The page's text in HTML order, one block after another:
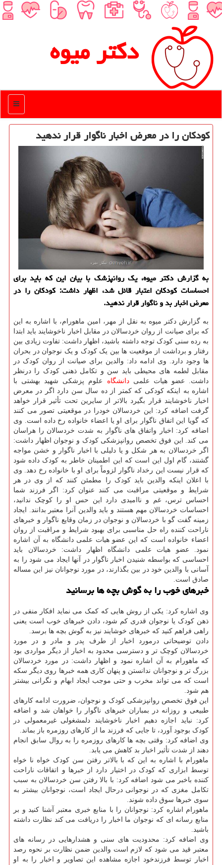
دكتر میوه
منو
کودکان را در معرض اخبار ناگوار قرار ندهید
به گزارش دکتر میوه، یک روانپزشک با بیان این که باید برای
احساسات کودکان اعتبار قائل شد، اظهار داشت: کودکان را در
معرض اخبار بد و ناگوار قرار ندهید.
به گزارش دکتر میوه به نقل از مهر، امین ماهورام، با اشاره به این
که برای صیانت از روان خردسالان در مقابل اخبار ناخوشایند باید ابتدا
به رده سنی کودک توجه داشته باشید، اظهار داشت: تفاوت زیادی بین
رفتار و برداشت از موقعیت ها بین یک کودک و یک نوجوان در بحران
ها وجود دارد. وی ادامه داد: والدین برای صیانت از روان کودک در
مقابل لطمه های محیطی باید سن و تکامل ذهنی کودک را درنظر
داشت. عضو هیات علمیدانشگاه علوم پزشکی شهید بهشتی با
اشاره به اینکه کودکی که کمتر از ده سال سن دارد اگر در معرض
اخبار ناخوشایند قرار بگیرد بالاتر از سایرین تحت تأثیر قرار خواهد
گرفت اضافه کرد: این خردسالان خودرا در موقعیتی تصور می کنند
که گویا این اتفاق ناگوار برای او یا اعضاء خانواده رخ داده است. وی
اضافه کرد: اخبار واتفاق های ناگوار به شدت خردسالان را هراسان
می کند. این فوق تخصص روانپزشکی کودک و نوجوان اظهار داشت:
اگر خردسالان به هر شکل و یا دلیلی با اخبار ناگوار و خشن مواجه
گشتند، گام اول این است که این اطمینان خاطر به کودک داده شود
که قرار نیست این رخداد ناگوار لزوماً برای او با خانواده رخ دهد. وی
با اعلان اینکه والدین باید کودک را مطمئن کنند که از وی در هر
شرایط و موقعیتی مراقبت می کنند عنوان کرد: اگر فرزند شما
احساس ترس، غم و ناامیدی دارد این حس او را کوچک ندانید،
احساسات خردسالان مهم هستند و باید والدین آنرا معتبر بدانند. ایجاد
زمینه گفت گو با خردسالان و نوجوان در زمان وقایع ناگوار و خبرهای
ناراحت کننده راه حل مناسبی برای بهبود شرایط و مراقبت از روان
اعضاء خانواده است که این عضو هیات علمی دانشگاه به آن اشاره
نمود. عضو هیات علمی دانشگاه اظهار داشت: خردسالان باید
احساسی که بواسطه شنیدن اخبار ناگوار در آنها ایجاد می شود را به
آسانی با والدین خود در بین بگذارند، در مورد نوجوانان نیز این مساله
صادق است.
خبرهای خوب را به گوش بچه ها برسانید
وی اشاره کرد: یکی از روش هایی که کمک می نماید افکار منفی در
ذهن کودک یا نوجوان قدری کم شود، دادن خبرهای خوب است یعنی
راهی فراهم کنید که خبرهای خوشایند نیز به گوش بچه ها برسد.
دادن توضیحاتی درمورد اخبار از طرف پدر و مادر و در مورد
خردسالان کوچک تر و دسترسی محدود به اخبار از دیگر مواردی بود
که ماهورام به آن اشاره نمود و اظهار داشت: در مورد خردسالان
بزرگ تر و نوجوانان ندانستن و پنهان کاری همه خبرها روی دیگر سکه
است که می تواند مخرب و حتی موجب ایجاد ابهام و نگرانی بیشتر
هم شود.
این فوق تخصص روانپزشکی کودک و نوجوان، ضرورت ادامه کارهای
طبیعی و روزانه در بمباران خبرهای ناگوار را خواهان شد و اضافه
کرد: نباید اجازه دهیم اخبار ناخوشایند دلمشغولی غیرمعمولی در
کودک بوجود آورد، تا جایی که فرزند ما از کارهای روزمره باز بماند.
وی اضافه کرد: وقتی بچه ها کارهای روزمره را به روال سابق انجام
دهند از شدت تأثیر اخبار بد کاهش می یابد.
ماهورام با اشاره به این که با بالاتر رفتن سن کودک خواه نا خواه
توسط ابزاری که کودک در اختیار دارد از خبرها و اتفاقات ناراحت
کننده باخبر می شود اضافه کرد: با بالا رفتن سن خردسالان به سبب
تکامل مغزی که در نوجوانی درحال ایجاد است، نوجوانان بیشتر به
سوی خبرها سوق داده شوند.
ماهورام اشاره کرد: نوجوانان را با منابع خبری معتبر آشنا کنید و بر
منابع رسانه ای که نوجوان ما اخبار را دریافت می کند نظارت داشته
باشید.
وی اضافه کرد: محدودیت های سنی و هشدارهایی در رسانه های
معتبر قید می شود که لازم است والدین ضمن نظارت بر نحوه رصد
اخبار توسط فرزندخود اجازه مشاهده این تصاویر و اخبار را به او